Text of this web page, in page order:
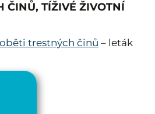
ČINŮ, TÍŽIVÉ ŽIVOTNÍ
trestných činů – leták